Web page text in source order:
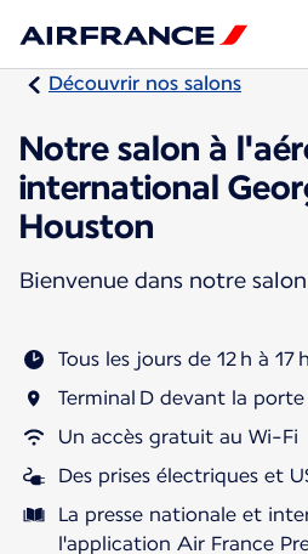
Découvrir nos salons
Notre salon à
international
Houston
Bienvenue dans notre
Tous les jours de 12 h à 17 h
Terminal D devant la porte
Un accès gratuit au Wi-Fi
Des prises électriques et
La presse nationale et
l'application Air France